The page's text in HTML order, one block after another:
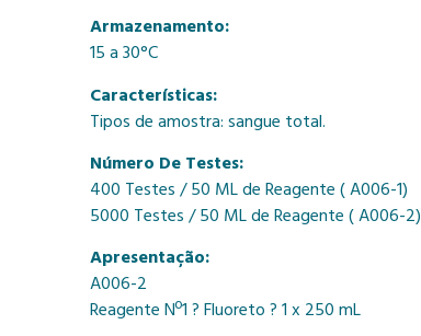
Armazenamento:
15 a 30°C
Características:
Tipos de amostra: sangue total.
Número De Testes:
400 Testes / 50 ML de Reagente ( A006-1)
5000 Testes / 50 ML de Reagente ( A006-2)
Apresentação:
A006-2
Reagente Nº1 ? Fluoreto ? 1 x 250 mL